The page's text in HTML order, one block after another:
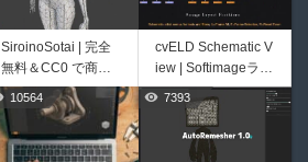
SiroinoSotai | 完全
無料＆CC0 で商用
利用OKなVRChat向
け共通素体3Dモデ
ルが正式リリース！
程よいポリ数＆トポ
cvELD Schematic V
iew | Softimageライ
クかつNukeの利便
性も兼ね備えた階層
ノードビューをBle
nderに実装するア
457
10564 7393